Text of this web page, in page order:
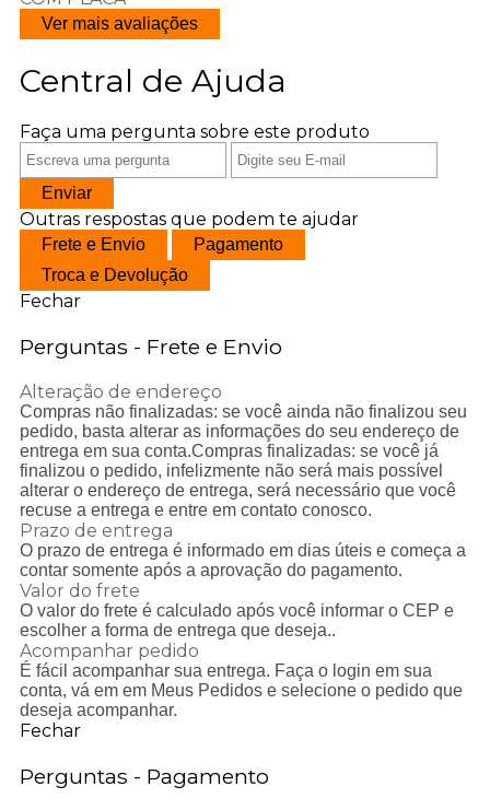
Ver mais avaliações
Central de Ajuda
Faça uma pergunta sobre este produto
Enviar
Outras respostas que podem te ajudar
Frete e Envio
Pagamento
Troca e Devolução
Fechar
Perguntas - Frete e Envio
Alteração de endereço
Compras não finalizadas: se você ainda não finalizou seu
pedido, basta alterar as informações do seu endereço de
entrega em sua conta.Compras finalizadas: se você j
finalizou o pedido, infelizmente não será mais possível
alterar o endereço de entrega, será necessário que você
recuse a entrega e entre em contato conosco.
Prazo de entrega
O prazo de entrega é informado em dias úteis e começa a
contar somente após a aprovação do pagamento.
Valor do frete
O valor do frete é calculado após você informar o CEP e
escolher a forma de entrega que deseja..
Acompanhar pedido
É fácil acompanhar sua entrega. Faça o login em sua
conta, vá em em Meus Pedidos e selecione o pedido que
deseja acompanhar.
Fechar
Perguntas - Pagamento